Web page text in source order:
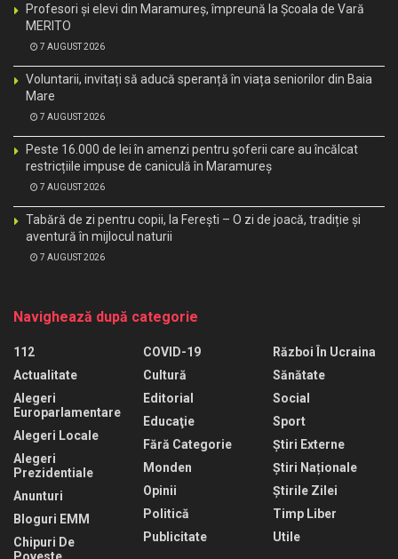
Profesori și elevi din Maramureș, împreună la Școala de Vară
MERITO
7 AUGUST 2026
Voluntarii, invitați să aducă speranță în viața seniorilor din Baia
Mare
7 AUGUST 2026
Peste 16.000 de lei în amenzi pentru șoferii care au încălcat
restricțiile impuse de caniculă în Maramureș
7 AUGUST 2026
Tabără de zi pentru copii, la Ferești – O zi de joacă, tradiție și
aventură în mijlocul naturii
7 AUGUST 2026
Navighează după categorie
112
Actualitate
Alegeri
Europarlamentare
Alegeri Locale
Alegeri
Prezidentiale
Anunturi
Bloguri EMM
Chipuri De
Poveste
COVID-19
Cultură
Editorial
Educaţie
Fără Categorie
Monden
Opinii
Politică
Publicitate
Război În Ucraina
Sănătate
Social
Sport
Știri Externe
Știri Naționale
Știrile Zilei
Timp Liber
Utile